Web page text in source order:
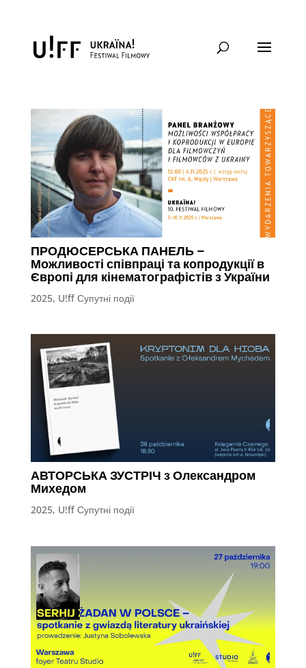
Супутні події
ПРОДЮСЕРСЬКА ПАНЕЛЬ –
Можливості співпраці та копродукції в
Європі для кінематографістів з України
2025, U!ff Супутні події
АВТОРСЬКА ЗУСТРІЧ з Олександром
Михедом
2025, U!ff Супутні події